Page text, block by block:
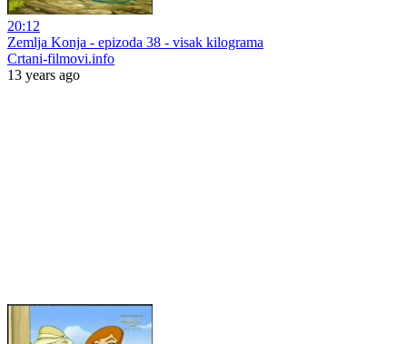
20:12
Zemlja Konja - epizoda 38 - visak kilograma
Crtani-filmovi.info
13 years ago